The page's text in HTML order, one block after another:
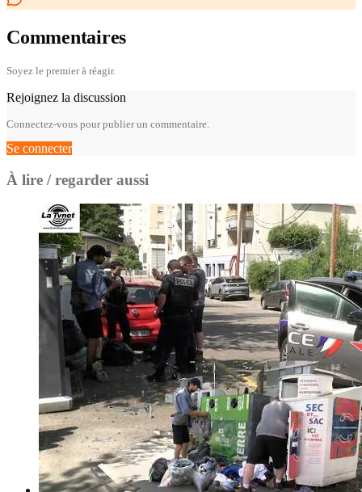
Commentaires
Soyez le premier à réagir.
Rejoignez la discussion
Connectez-vous pour publier un commentaire.
Se connecter
À lire / regarder aussi